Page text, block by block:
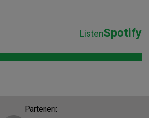
ListenSpotify
Parteneri: